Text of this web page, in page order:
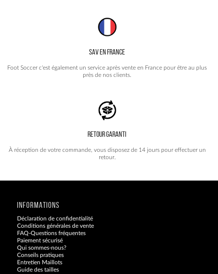
SAV EN FRANCE
Foot Soccer c'est également un service après vente en France pour être au plus
près de nos clients.
RETOUR GARANTI
À réception de votre commande, vous disposez de 14 jours pour effectuer un
retour.
INFORMATIONS
Déclaration de confidentialité
Conditions générales de vente
FAQ-Questions fréquentes
Paiement sécurisé
Qui sommes-nous?
Conseils pratiques
Entretien Maillots
Guide des tailles